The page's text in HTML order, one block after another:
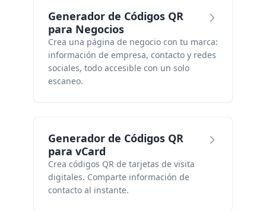
Generador de Códigos QR
para Negocios
Crea una página de negocio con tu marca:
información de empresa, contacto y redes
sociales, todo accesible con un solo
escaneo.
Generador de Códigos QR
para vCard
Crea códigos QR de tarjetas de visita
digitales. Comparte información de
contacto al instante.